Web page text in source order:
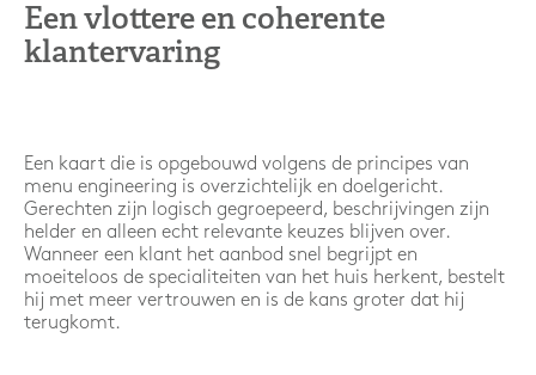
Een vlottere en coherente
klantervaring
Een kaart die is opgebouwd volgens de principes van
menu engineering is overzichtelijk en doelgericht.
Gerechten zijn logisch gegroepeerd, beschrijvingen zijn
helder en alleen echt relevante keuzes blijven over.
Wanneer een klant het aanbod snel begrijpt en
moeiteloos de specialiteiten van het huis herkent, bestelt
hij met meer vertrouwen en is de kans groter dat hij
terugkomt.